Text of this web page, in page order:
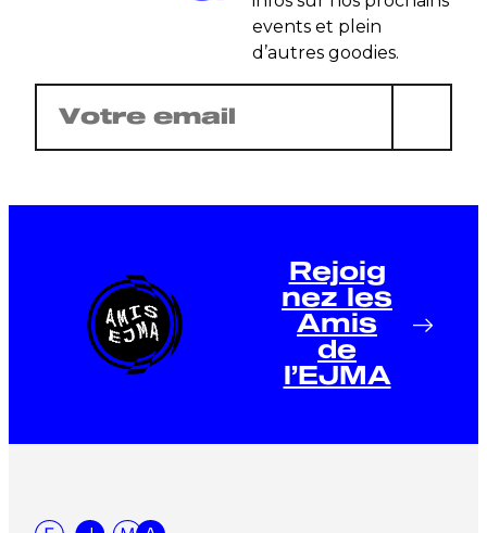
events et plein
d’autres goodies.
mail
(Nécessaire)
Rejoig
nez les
Amis
de
l’EJMA